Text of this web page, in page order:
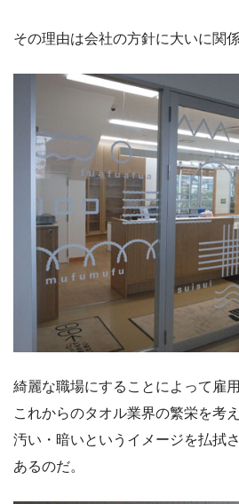
その理由は会社の方針に大いに関
綺麗な職場にすることによって雇
これからのタオル業界の繁栄を考え
汚い・暗いというイメージを払拭
あるのだ。